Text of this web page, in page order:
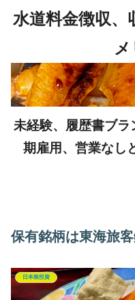
未経験、履歴書ブ
期雇用、営業なし
保有銘柄は東海旅
日本株投資